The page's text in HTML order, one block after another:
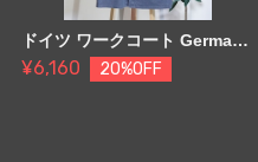
ドイツ ワークコート Germany [C813]
¥6,160 20%OFF